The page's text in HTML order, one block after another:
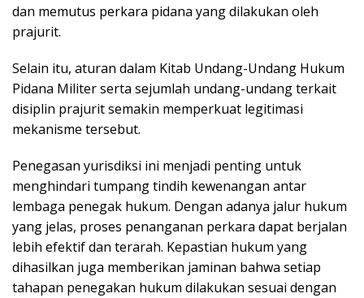
dan memutus perkara pidana yang dilakukan oleh
prajurit.
Selain itu, aturan dalam Kitab Undang-Undang Hukum
Pidana Militer serta sejumlah undang-undang terkait
disiplin prajurit semakin memperkuat legitimasi
mekanisme tersebut.
Penegasan yurisdiksi ini menjadi penting untuk
menghindari tumpang tindih kewenangan antar
lembaga penegak hukum. Dengan adanya jalur hukum
yang jelas, proses penanganan perkara dapat berjalan
lebih efektif dan terarah. Kepastian hukum yang
dihasilkan juga memberikan jaminan bahwa setiap
tahapan penegakan hukum dilakukan sesuai dengan